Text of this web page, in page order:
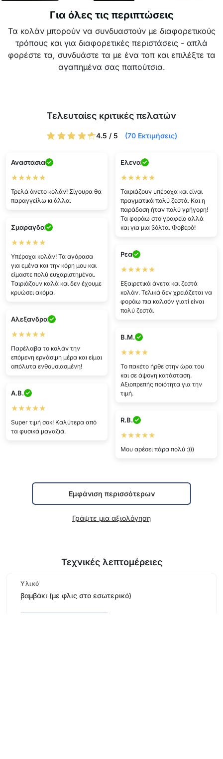
Για όλες τις περιπτώσεις
Τα κολάν μπορούν να συνδυαστούν με διαφορετικούς
τρόπους και για διαφορετικές περιστάσεις - απλά
φορέστε τα, συνδυάστε τα με ένα τοπ και επιλέξτε τα
αγαπημένα σας παπούτσια.
Τελευταίες κριτικές πελατών
4.5 / 5 (70 Εκτιμήσεις)
Αναστασια
★★★★★
Τρελά άνετο κολάν! Σίγουρα θα
παραγγείλω κι άλλα.
Ελενα
★★★★★
Ταιριάζουν υπέροχα και είναι
πραγματικά πολύ ζεστά. Και η
παράδοση ήταν πολύ γρήγορη!
Τα φοράω στο γραφείο αλλά
και για μια βόλτα. Φοβερό!
Σμαραγδα
★★★★★
Υπέροχα κολάν! Τα αγόρασα
για εμένα και την κόρη μου και
είμαστε πολύ ευχαριστημένοι.
Ταιριάζουν καλά και δεν έχουμε
κρυώσει ακόμα.
Ρεα
★★★★★
Εξαιρετικά άνετα και ζεστά
κολάν. Τελικά δεν χρειάζεται να
φοράω πια καλσόν γιατί είναι
πολύ ζεστά.
Αλεξανδρα
★★★★★
Παρέλαβα το κολάν την
επόμενη εργάσιμη μέρα και είμαι
απόλυτα ενθουσιασμένη!
B.M.
★★★★
Το πακέτο ήρθε στην ώρα του
και σε άψογη κατάσταση.
Αξιοπρεπής ποιότητα για την
τιμή.
A.B.
★★★★★
Super τιμή σοκ! Καλύτερα από
τα φυσικά μαγαζιά.
R.B.
★★★★★
Μου αρέσει πάρα πολύ :)))
Εμφάνιση περισσότερων
Γράψτε μια αξιολόγηση
Τεχνικές λεπτομέρειες
Υλικό
βαμβάκι (με φλις στο εσωτερικό)